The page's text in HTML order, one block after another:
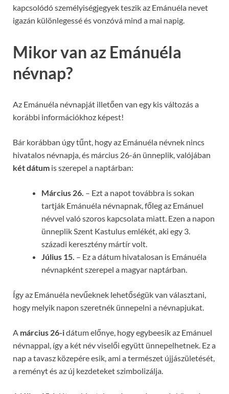
kapcsolódó személyiségjegyek teszik az Emánuéla nevet
igazán különlegessé és vonzóvá mind a mai napig.
Mikor van az Emánuéla
névnap?
Az Emánuéla névnapját illetően van egy kis változás a
korábbi információkhoz képest!
Bár korábban úgy tűnt, hogy az Emánuéla névnek nincs
hivatalos névnapja, és március 26-án ünneplik, valójában
két dátum is szerepel a naptárban:
Március 26. – Ezt a napot továbbra is sokan
tartják Emánuéla névnapnak, főleg az Emánuel
névvel való szoros kapcsolata miatt. Ezen a napon
ünneplik Szent Kastulus emlékét, aki egy 3.
századi keresztény mártír volt.
Július 15. – Ez a dátum hivatalosan is Emánuéla
névnapként szerepel a magyar naptárban.
Így az Emánuéla nevűeknek lehetőségük van választani,
hogy melyik napon szeretnék ünnepelni a névnapjukat.
A március 26-idátum előnye, hogy egybeesik az Emánuel
névnappal, így a két név viselői együtt ünnepelhetnek. Ez a
nap a tavasz közepére esik, ami a természet újjászületését,
a reményt és az új kezdeteket szimbolizálja.